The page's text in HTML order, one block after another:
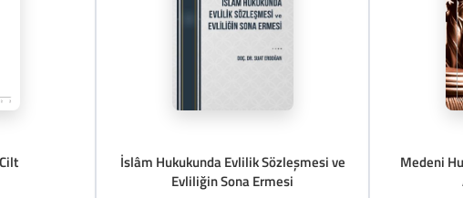
İslâm Hukukunda Evlilik Sözleşmesi ve
Evliliğin Sona Ermesi
Medeni